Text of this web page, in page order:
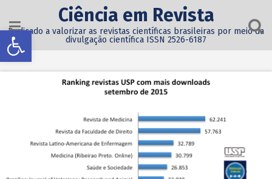
Abrir a barra de ferramentas
Ciência em Revista
Dedicado a valorizar as revistas científicas brasileiras por meio da
divulgação científica ISSN 2526-6187